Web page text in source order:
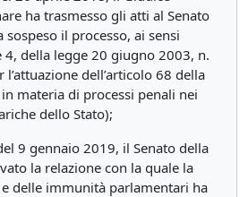
ha trasmesso gli atti al Senato
sospeso il processo, ai sensi
4, della legge 20 giugno 2003, n.
dell’articolo 68 della
materia di processi penali nei
dello Stato);
9 gennaio 2019, il Senato della
la relazione con la quale la
delle immunità parlamentari ha